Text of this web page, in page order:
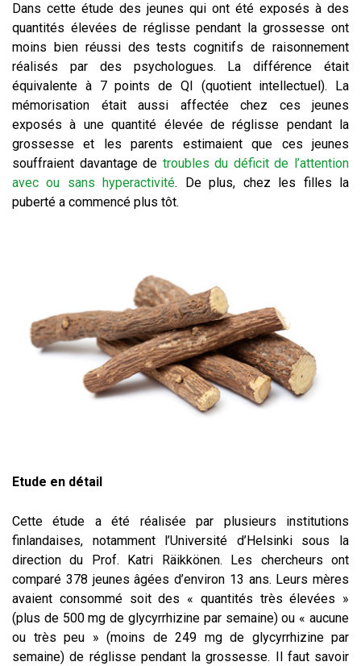
Dans cette étude des jeunes qui ont été exposés à des
quantités élevées de réglisse pendant la grossesse ont
moins bien réussi des tests cognitifs de raisonnement
réalisés par des psychologues. La différence était
équivalente à 7 points de QI (quotient intellectuel). La
mémorisation était aussi affectée chez ces jeunes
exposés à une quantité élevée de réglisse pendant la
grossesse et les parents estimaient que ces jeunes
souffraient davantage de troubles du déficit de l’attention
avec ou sans hyperactivité. De plus, chez les filles la
puberté a commencé plus tôt.
Etude en détail
Cette étude a été réalisée par plusieurs institutions
finlandaises, notamment l’Université d’Helsinki sous la
direction du Prof. Katri Räikkönen. Les chercheurs ont
comparé 378 jeunes âgées d’environ 13 ans. Leurs mères
avaient consommé soit des « quantités très élevées »
(plus de 500 mg de glycyrrhizine par semaine) ou « aucune
ou très peu » (moins de 249 mg de glycyrrhizine par
semaine) de réglisse pendant la grossesse. Il faut savoir